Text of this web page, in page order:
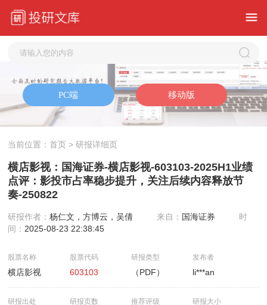
当前位置：首页 > 研报详细页
横店影视：国海证券-横店影视-603103-2025H1业绩
点评：影投市占率稳步提升，关注后续内容释放节
奏-250822
研报作者：杨仁文，方博云，吴倩 来自： 国海证券
时
间： 2025-08-23 22:38:45
股票名称
横店影视
股票代码
603103
研报类型
（PDF）
发布者
li***an
研报出处 研报页数 推荐评级 研报大小